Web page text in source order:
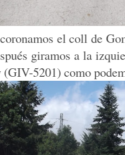
el coll de
giramos a la
5201) como